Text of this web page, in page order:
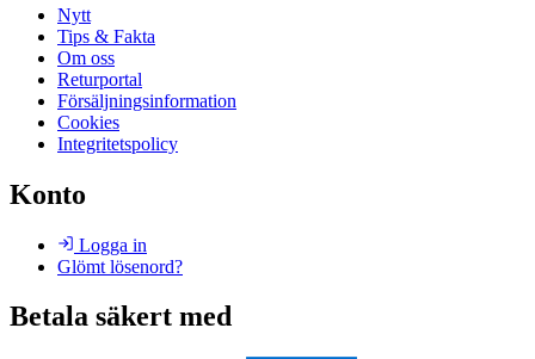
Nytt
Tips & Fakta
Om oss
Returportal
Försäljningsinformation
Cookies
Integritetspolicy
Konto
Logga in
Glömt lösenord?
Betala säkert med